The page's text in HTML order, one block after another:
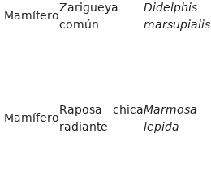
Mamífero
Zarigueya
común
Didelphis
marsupialis
Mamífero
Raposa chica
radiante
Marmosa
lepida